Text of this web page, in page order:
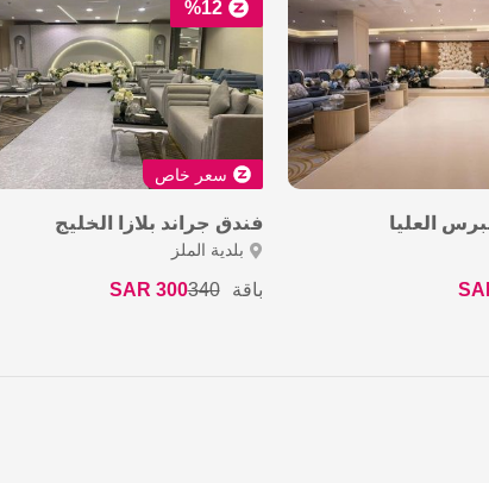
العليا
%12
سعر خاص
فندق جراند بلازا الخليج
بلدية الملز
باقة 340
300 SAR